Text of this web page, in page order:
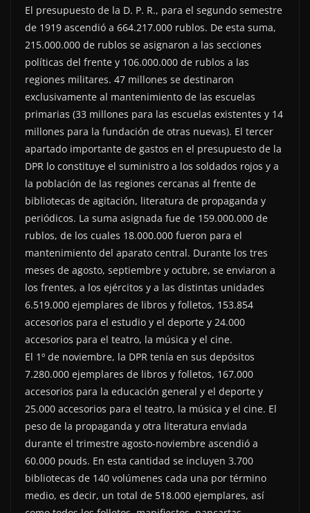
El presupuesto de la D. P. R., para el segundo semestre
de 1919 ascendió a 664.217.000 rublos. De esta suma,
215.000.000 de rublos se asignaron a las secciones
políticas del frente y 106.000.000 de rublos a las
regiones militares. 47 millones se destinaron
exclusivamente al mantenimiento de las escuelas
primarias (33 millones para las escuelas existentes y 14
millones para la fundación de otras nuevas). El tercer
apartado importante de gastos en el presupuesto de la
DPR lo constituye el suministro a los soldados rojos y a
la población de las regiones cercanas al frente de
bibliotecas de agitación, literatura de propaganda y
periódicos. La suma asignada fue de 159.000.000 de
rublos, de los cuales 18.000.000 fueron para el
mantenimiento del aparato central. Durante los tres
meses de agosto, septiembre y octubre, se enviaron a
los frentes, a los ejércitos y a las distintas unidades
6.519.000 ejemplares de libros y folletos, 153.854
accesorios para el estudio y el deporte y 24.000
accesorios para el teatro, la música y el cine.
El 1º de noviembre, la DPR tenía en sus depósitos
7.280.000 ejemplares de libros y folletos, 167.000
accesorios para la educación general y el deporte y
25.000 accesorios para el teatro, la música y el cine. El
peso de la propaganda y otra literatura enviada
durante el trimestre agosto-noviembre ascendió a
60.000 pouds. En esta cantidad se incluyen 3.700
bibliotecas de 140 volúmenes cada una por término
medio, es decir, un total de 518.000 ejemplares, así